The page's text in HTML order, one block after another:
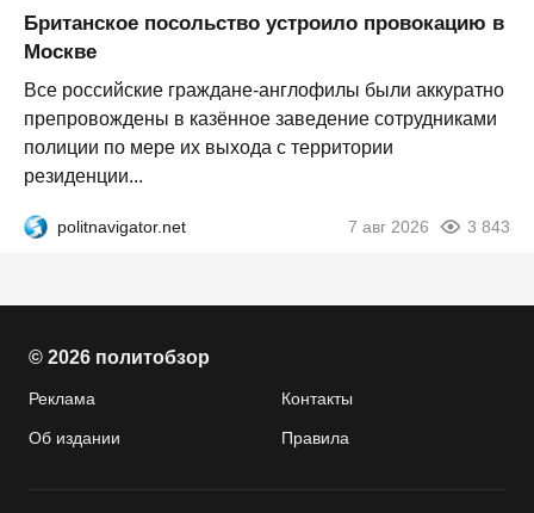
Британское посольство устроило провокацию в
Москве
Все российские граждане-англофилы были аккуратно
препровождены в казённое заведение сотрудниками
полиции по мере их выхода с территории
резиденции...
politnavigator.net 7 авг 2026 3 843
© 2026 политобзор
Реклама Контакты
Об издании Правила